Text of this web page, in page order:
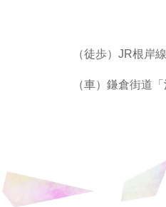
（徒歩）JR根岸
（車）鎌倉街道